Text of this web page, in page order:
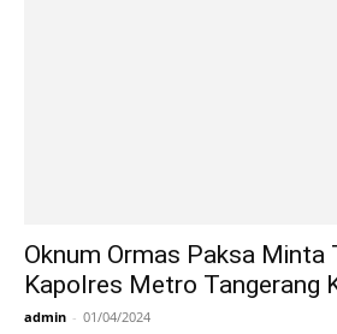
Oknum Ormas Paksa Minta
Kapolres Metro Tangerang
admin - 01/04/2024